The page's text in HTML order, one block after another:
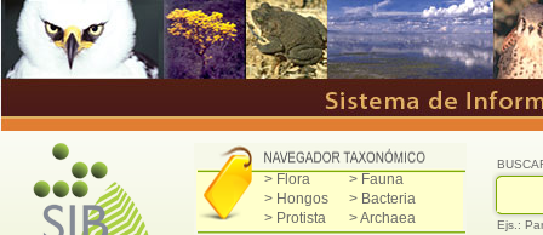
> Flora
> Fauna
> Hongos
> Bacteria
> Protista
> Archaea
Ejs.: